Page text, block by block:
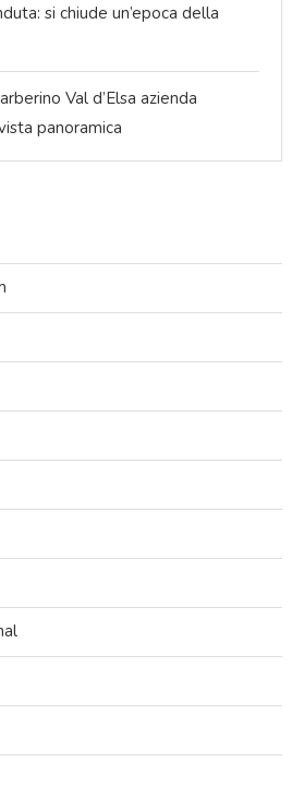
si chiude un’epoca della
Val d’Elsa azienda
panoramica